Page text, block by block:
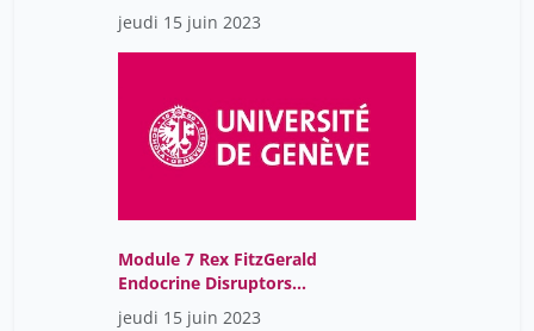
Endocrinology
jeudi 15 juin 2023
Module 7 Rex FitzGerald
Endocrine Disruptors
Part 2
jeudi 15 juin 2023